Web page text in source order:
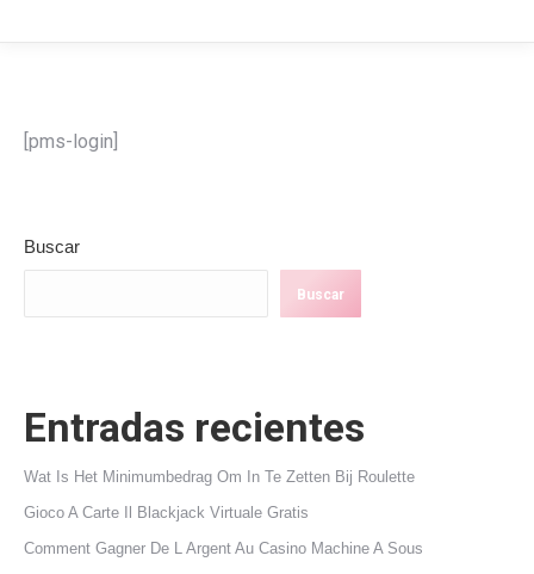
[pms-login]
Buscar
Buscar
Entradas recientes
Wat Is Het Minimumbedrag Om In Te Zetten Bij Roulette
Gioco A Carte Il Blackjack Virtuale Gratis
Comment Gagner De L Argent Au Casino Machine A Sous